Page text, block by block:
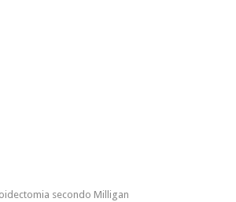
secondo Milligan